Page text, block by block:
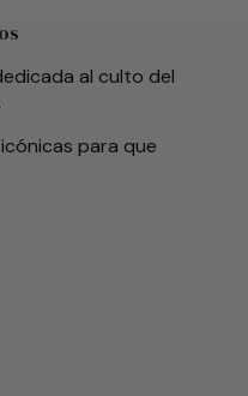
al culto del
para que